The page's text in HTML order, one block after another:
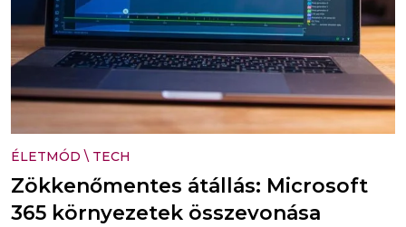
ÉLETMÓD \ TECH
Zökkenőmentes átállás: Microsoft
365 környezetek összevonása